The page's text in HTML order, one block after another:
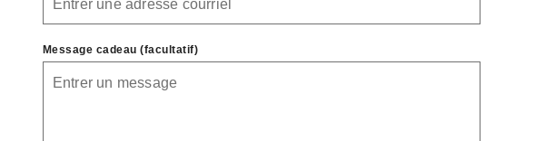
Message cadeau (facultatif)